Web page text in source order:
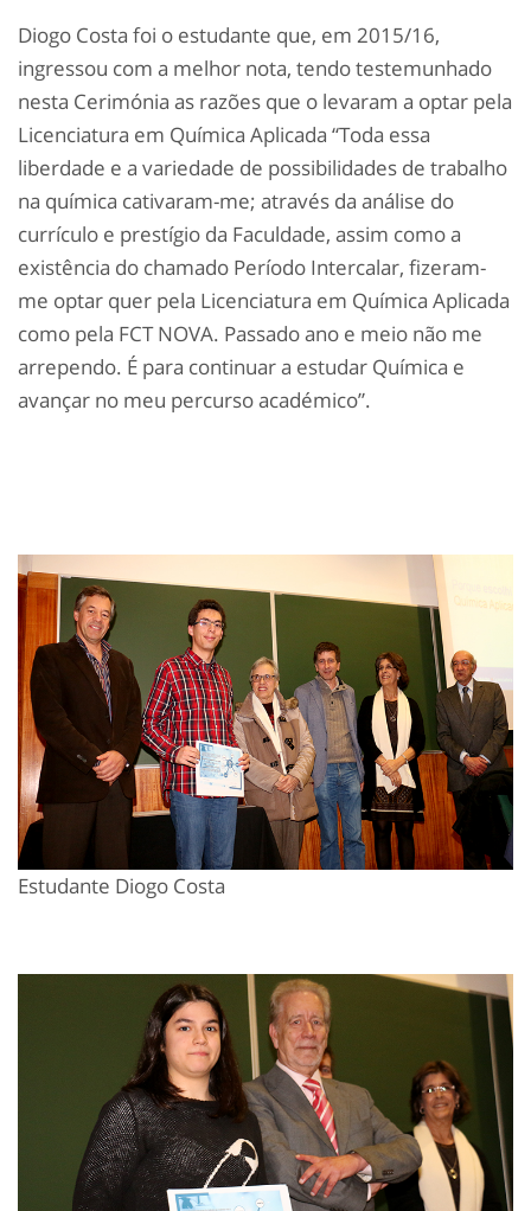
Diogo Costa foi o estudante que, em 2015/16,
ingressou com a melhor nota, tendo testemunhado
nesta Cerimónia as razões que o levaram a optar pela
Licenciatura em Química Aplicada “Toda essa
liberdade e a variedade de possibilidades de trabalho
na química cativaram-me; através da análise do
currículo e prestígio da Faculdade, assim como a
existência do chamado Período Intercalar, fizeram-
me optar quer pela Licenciatura em Química Aplicada
como pela FCT NOVA. Passado ano e meio não me
arrependo. É para continuar a estudar Química e
avançar no meu percurso académico”.
Estudante Diogo Costa